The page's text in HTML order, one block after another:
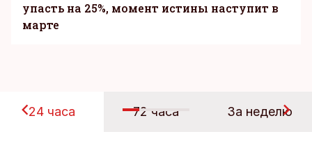
упасть на 25%, момент истины наступит в
марте
24 часа 72 часа За неделю